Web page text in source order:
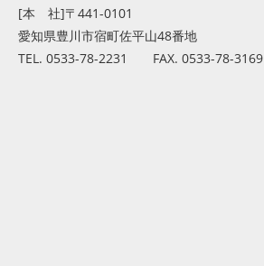
[本 社]〒441-0101
愛知県豊川市宿町佐平山48番地
TEL. 0533-78-2231 FAX. 0533-78-3169